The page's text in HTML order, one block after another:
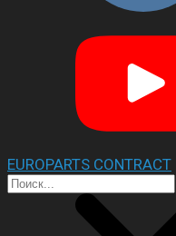
EUROPARTS CONTRACT